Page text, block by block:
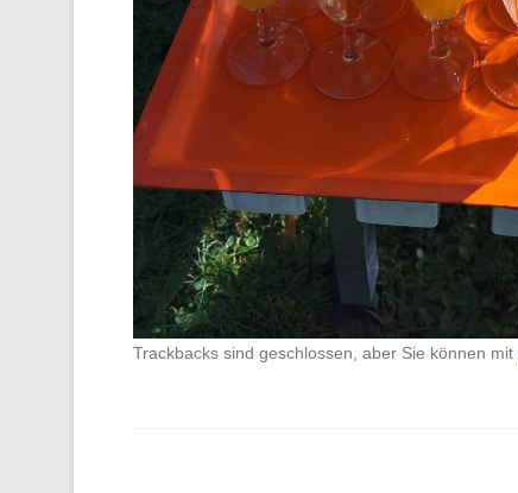
Trackbacks sind geschlossen, aber Sie können mit